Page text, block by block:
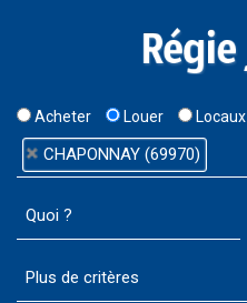
Acheter Louer Locaux
CHAPONNAY (69970)